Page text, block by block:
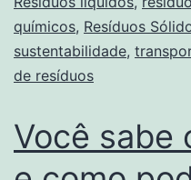
químicos, Resíduos
sustentabilidade,
de resíduos
Você sabe